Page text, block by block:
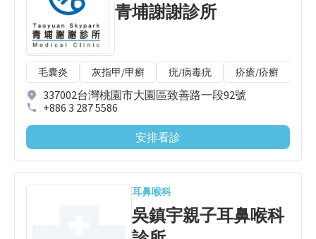
青埔謝謝診所
毛囊炎 灰指甲/甲癬 疣/病毒疣 疥瘡/疥癬
337002台灣桃園市大園區致善路一段92號
+886 3 287 5586
安排看診
耳鼻喉科
吳鎮宇親子耳鼻喉科